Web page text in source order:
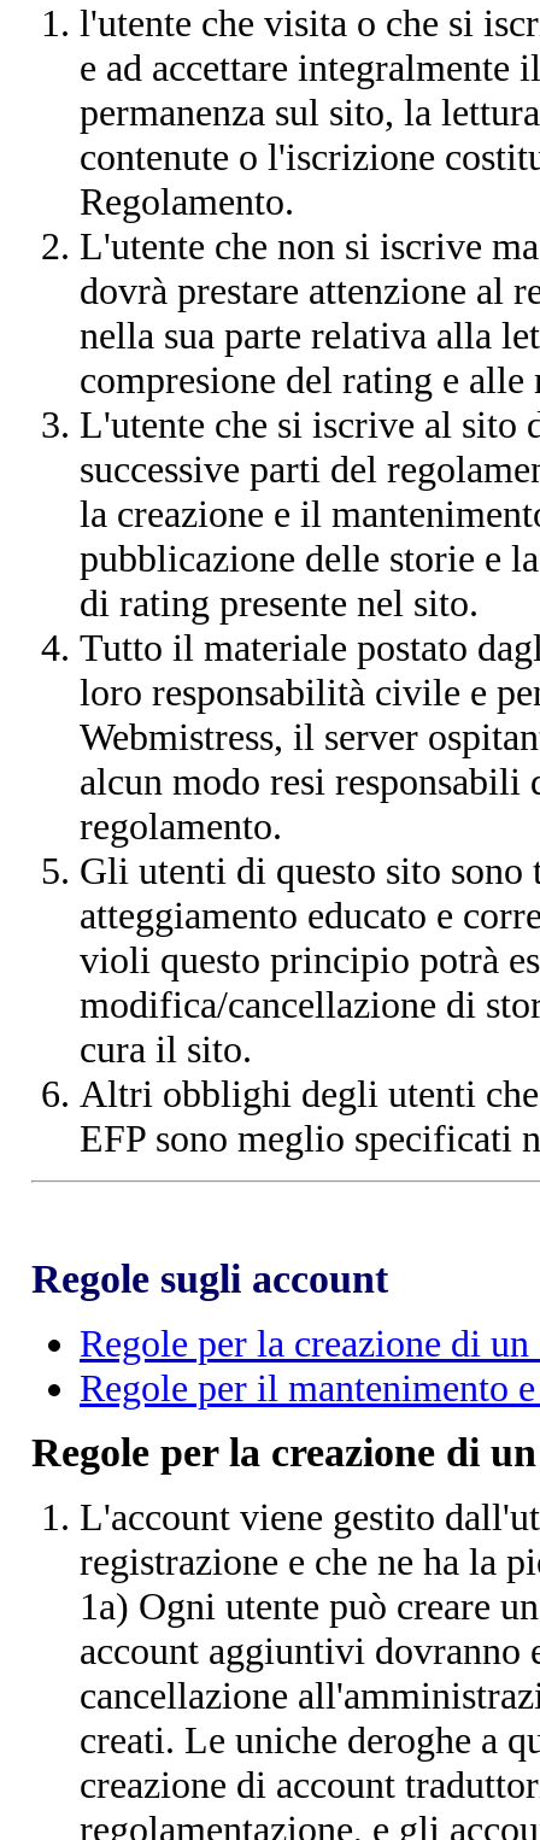
l'utente che visita o che si
e ad accettare integralmente
permanenza sul sito, la
contenute o l'iscrizione
Regolamento.
L'utente che non si iscrive
dovrà prestare attenzione al
nella sua parte relativa alla
compresione del rating e
L'utente che si iscrive al sito
successive parti del
la creazione e il
pubblicazione delle storie e
di rating presente nel sito.
Tutto il materiale postato
loro responsabilità civile e
Webmistress, il server
alcun modo resi
regolamento.
Gli utenti di questo sito sono
atteggiamento educato e
violi questo principio potrà
modifica/cancellazione di
cura il sito.
Altri obblighi degli utenti
EFP sono meglio specificati
Regole sugli account
Regole per la creazione di un
Regole per il mantenimento
Regole per la creazione di
L'account viene gestito
registrazione e che ne ha la
1a) Ogni utente può creare
account aggiuntivi dovranno
cancellazione
creati. Le uniche deroghe a
creazione di account
regolamentazione, e gli